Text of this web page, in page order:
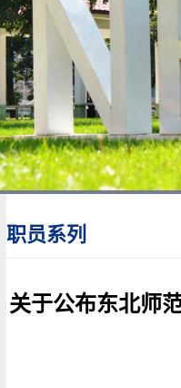
职员系列
关于公布东北师